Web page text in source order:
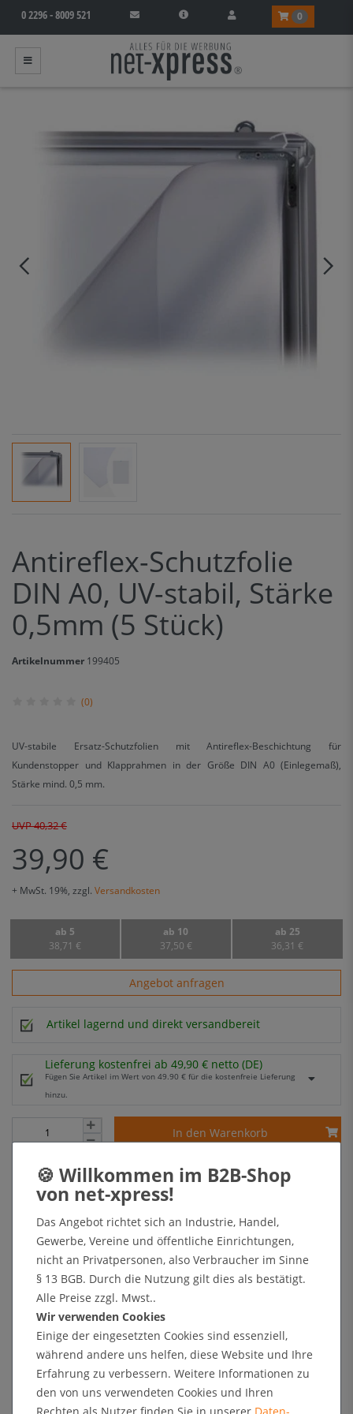
0 2296 - 8009 521 0
Antireflex-Schutzfolie
DIN A0, UV-stabil, Stärke
0,5mm (5 Stück)
Artikelnummer 199405
(0)
UV-stabile Ersatz-Schutzfolien mit Antireflex-Beschichtung für
Kundenstopper und Klapprahmen in der Größe DIN A0 (Einlegemaß),
Stärke mind. 0,5 mm.
UVP 40,32 €
39,90 €
+ MwSt. 19%, zzgl. Versandkosten
ab 5
38,71 €
ab 10
37,50 €
ab 25
36,31 €
Angebot anfragen
Artikel lagernd und direkt versandbereit
Lieferung kostenfrei ab 49,90 € netto (DE)
Fügen Sie Artikel im Wert von 49.90 € für die kostenfreie Lieferung
hinzu.
In den Warenkorb
+ Sichere Zahlungsarten mit Käuferschutz oder Zahlung nach Erhalt der Ware auf Rechnung
Kundenrezensionen
Angaben zur Produktsicherheit
Kundenrezensionen
0
Das Angebot richtet sich an Industrie, Handel,
Gewerbe, Vereine und öffentliche Einrichtungen,
nicht an Privatpersonen, also Verbraucher im Sinne
§ 13 BGB. Durch die Nutzung gilt dies als bestätigt.
Alle Preise zzgl. Mwst..
Wir verwenden Cookies
Einige der eingesetzten Cookies sind essenziell,
während andere uns helfen, diese Website und Ihre
Erfahrung zu verbessern. Weitere Informationen zu
den von uns verwendeten Cookies und Ihren
Rechten als Nutzer finden Sie in unserer Daten­